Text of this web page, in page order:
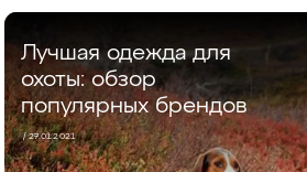
Лучшая одежда для
охоты: обзор
популярных брендов
/ 27.01.2021